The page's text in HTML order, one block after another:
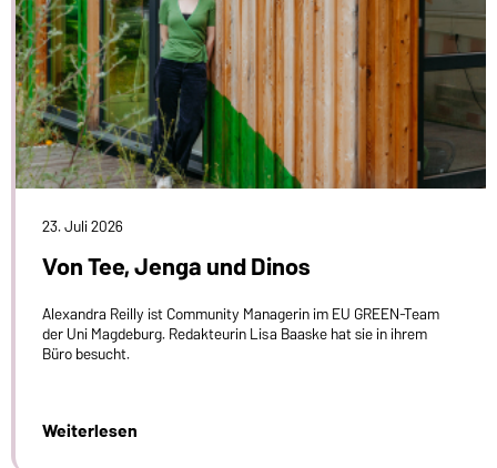
23. Juli 2026
Von Tee, Jenga und Dinos
Alexandra Reilly ist Community Managerin im EU GREEN-Team
der Uni Magdeburg. Redakteurin Lisa Baaske hat sie in ihrem
Büro besucht.
Weiterlesen